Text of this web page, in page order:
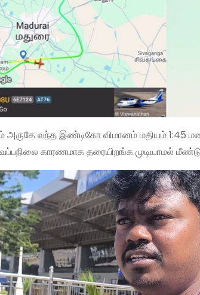
அருகே வந்த இண்டிகோ விமானம் மதியம் 1:45
காரணமாக தரையிறங்க முடியாமல்